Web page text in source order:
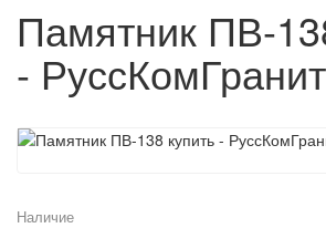
Памятник ПВ-
- РуссКомГранит
Наличие